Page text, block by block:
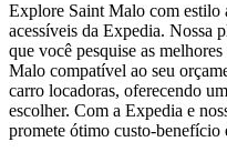
Explore Saint Malo com estilo
acessíveis da Expedia. Nossa
que você pesquise as
Malo compatível ao seu
carro locadoras, oferecendo
escolher. Com a Expedia e
promete ótimo custo-benefício